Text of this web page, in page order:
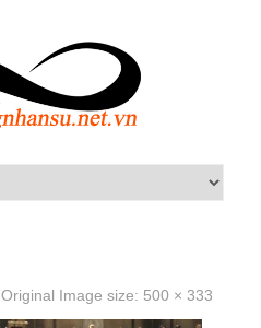
Original Image size: 500 × 333